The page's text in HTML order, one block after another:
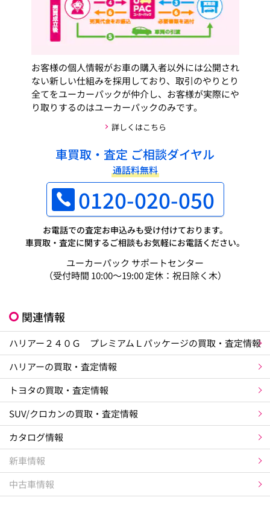
お客様の個人情報がお車の購入者以外には公開され
ない新しい仕組みを採用しており、取引のやりとり
全てをユーカーパックが仲介し、お客様が実際にや
り取りするのはユーカーパックのみです。
詳しくはこちら
車買取・査定 ご相談ダイヤル
通話料無料
0120-020-050
お電話での査定お申込みも受け付けております。
車買取・査定に関するご相談もお気軽にお電話ください。
ユーカーパック サポートセンター
（受付時間 10:00～19:00 定休：祝日除く木）
関連情報
ハリアー２４０Ｇ プレミアムＬパッケージの買取・査定情報
ハリアーの買取・査定情報
トヨタの買取・査定情報
SUV/クロカンの買取・査定情報
カタログ情報
新車情報
中古車情報